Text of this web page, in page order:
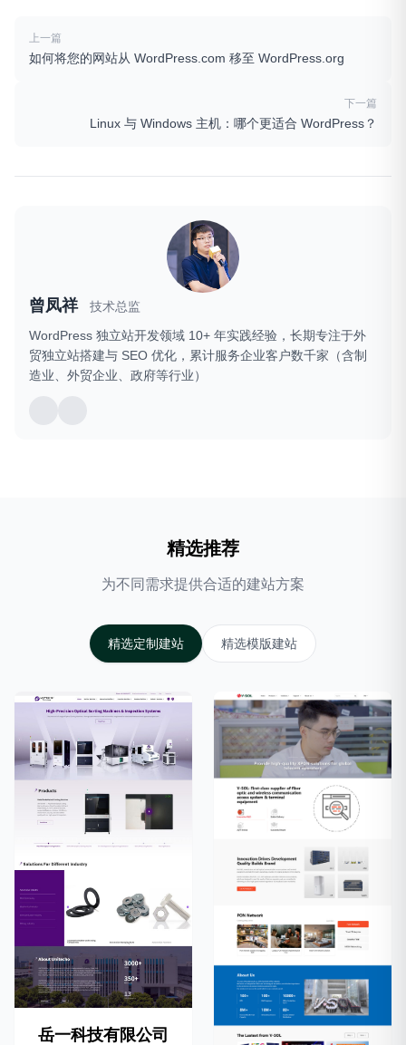
上一篇
如何将您的网站从 WordPress.com 移至 WordPress.org
下一篇
Linux 与 Windows 主机：哪个更适合 WordPress？
曾凤祥
技术总监
WordPress 独立站开发领域 10+ 年实践经验，长期专注于外
贸独立站搭建与 SEO 优化，累计服务企业客户数千家（含制
造业、外贸企业、政府等行业）
精选推荐
为不同需求提供合适的建站方案
精选定制建站 精选模版建站
岳一科技有限公司